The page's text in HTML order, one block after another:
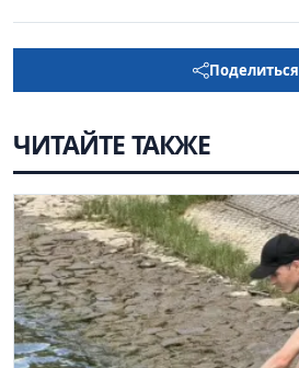
Поделиться
ЧИТАЙТЕ ТАКЖЕ